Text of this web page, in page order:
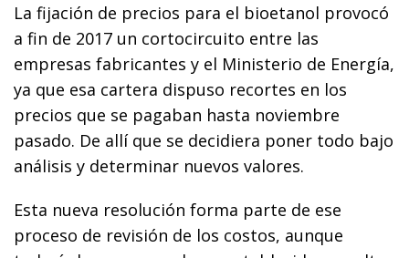
La fijación de precios para el bioetanol provocó
a fin de 2017 un cortocircuito entre las
empresas fabricantes y el Ministerio de Energía,
ya que esa cartera dispuso recortes en los
precios que se pagaban hasta noviembre
pasado. De allí que se decidiera poner todo bajo
análisis y determinar nuevos valores.
Esta nueva resolución forma parte de ese
proceso de revisión de los costos, aunque